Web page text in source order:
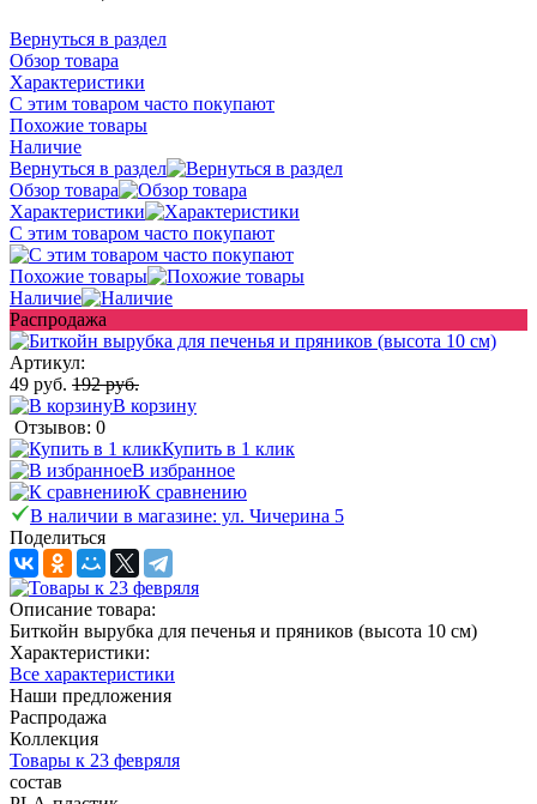
Вернуться в раздел
Обзор товара
Характеристики
С этим товаром часто покупают
Похожие товары
Наличие
Вернуться в раздел
Обзор товара
Характеристики
С этим товаром часто покупают
Похожие товары
Наличие
Распродажа
Артикул:
49 руб. 192 руб.
В корзину
Отзывов: 0
Купить в 1 клик
В избранное
К сравнению
В наличии в магазине: ул. Чичерина 5
Поделиться
Описание товара:
Биткойн вырубка для печенья и пряников (высота 10 см)
Характеристики:
Все характеристики
Наши предложения
Распродажа
Коллекция
Товары к 23 февряля
состав